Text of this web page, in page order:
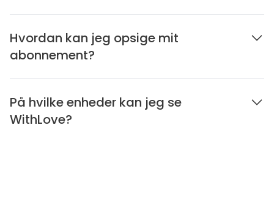
Hvordan kan jeg opsige mit
abonnement?
På hvilke enheder kan jeg se
WithLove?